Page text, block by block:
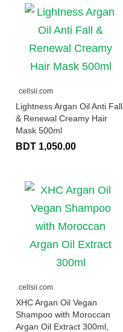
cellsii.com
Lightness Argan Oil Anti Fall
& Renewal Creamy Hair
Mask 500ml
BDT 1,050.00
cellsii.com
XHC Argan Oil Vegan
Shampoo with Moroccan
Argan Oil Extract 300ml,